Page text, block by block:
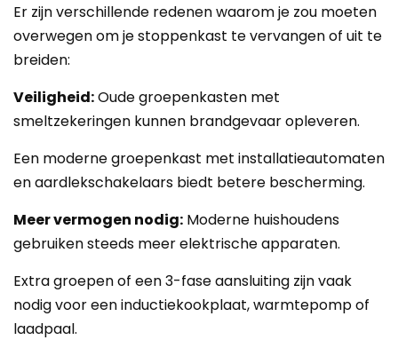
Er zijn verschillende redenen waarom je zou moeten
overwegen om je stoppenkast te vervangen of uit te
breiden:
Veiligheid:Oude groepenkasten met
smeltzekeringen kunnen brandgevaar opleveren.
Een moderne groepenkast met installatieautomaten
en aardlekschakelaars biedt betere bescherming.
Meer vermogen nodig: Moderne huishoudens
gebruiken steeds meer elektrische apparaten.
Extra groepen of een 3-fase aansluiting zijn vaak
nodig voor een inductiekookplaat, warmtepomp of
laadpaal.